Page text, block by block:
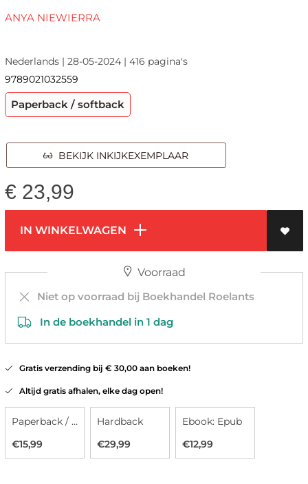
ANYA NIEWIERRA
Nederlands | 28-05-2024 | 416 pagina's
9789021032559
Paperback / softback
BEKIJK INKIJKEXEMPLAAR
€ 23,99
IN WINKELWAGEN
Voorraad
Niet op voorraad bij Boekhandel Roelants
In de boekhandel in 1 dag
Gratis verzending bij € 30,00 aan boeken!
Altijd gratis afhalen, elke dag open!
Paperback / softback
€15,99
Hardback
€29,99
Ebook: Epub
€12,99